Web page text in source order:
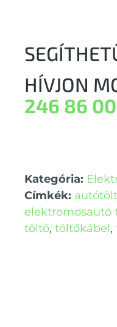
HÍVJON
246 86 00
Kategória:
Címkék:
elektromosautó
töltő, töltőkábel,